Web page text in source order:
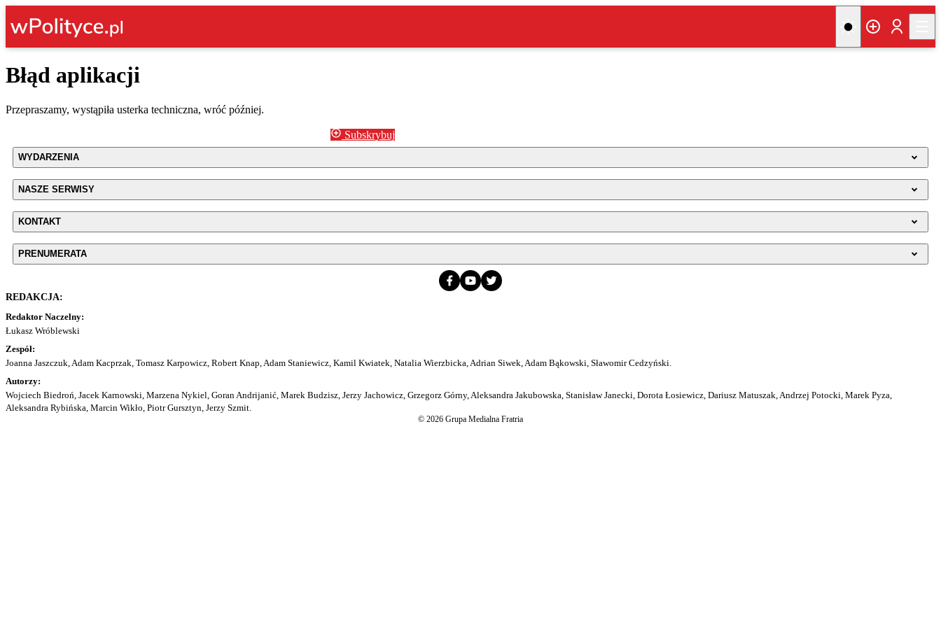
Błąd aplikacji
Przepraszamy, wystąpiła usterka techniczna, wróć później.
Subskrybuj
WYDARZENIA
NASZE SERWISY
KONTAKT
PRENUMERATA
REDAKCJA:
Redaktor Naczelny:
Łukasz Wróblewski
Zespół:
Joanna Jaszczuk, Adam Kacprzak, Tomasz Karpowicz, Robert Knap, Adam Staniewicz, Kamil Kwiatek, Natalia Wierzbicka, Adrian Siwek, Adam Bąkowski, Sławomir Cedzyński.
Autorzy:
Wojciech Biedroń, Jacek Karnowski, Marzena Nykiel, Goran Andrijanić, Marek Budzisz, Jerzy Jachowicz, Grzegorz Górny, Aleksandra Jakubowska, Stanisław Janecki, Dorota Łosiewicz, Dariusz Matuszak, Andrzej Potocki, Marek Pyza,
Aleksandra Rybińska, Marcin Wikło, Piotr Gursztyn, Jerzy Szmit.
© 2026 Grupa Medialna Fratria